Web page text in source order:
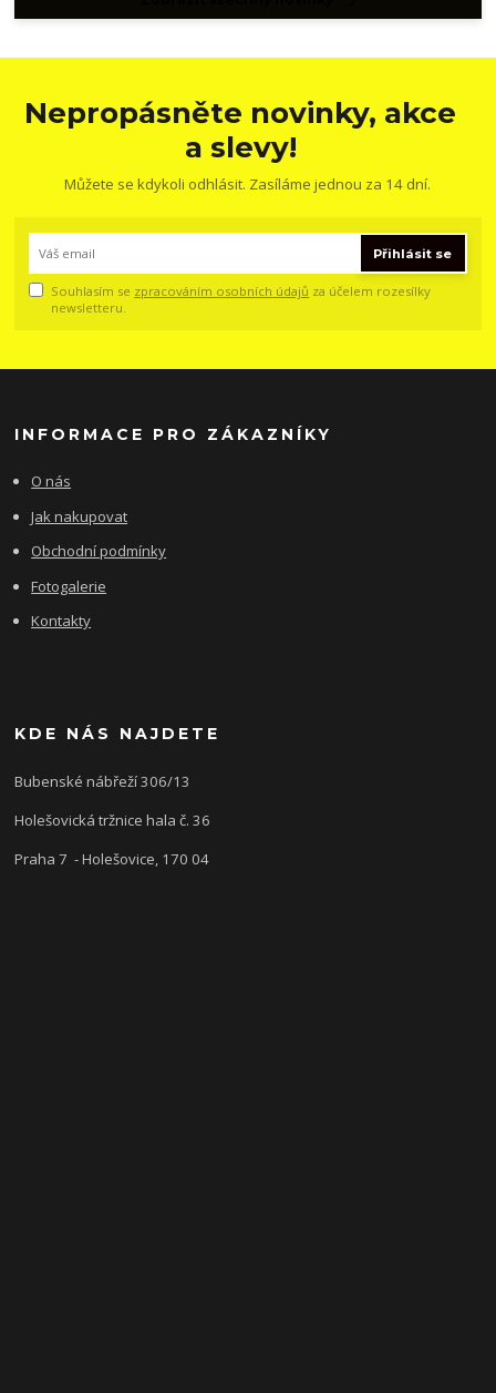
Nepropásněte novinky, akce
a slevy!
Můžete se kdykoli odhlásit. Zasíláme jednou za 14 dní.
Přihlásit se
Souhlasím se zpracováním osobních údajů za účelem rozesílky
newsletteru.
INFORMACE PRO ZÁKAZNÍKY
O nás
Jak nakupovat
Obchodní podmínky
Fotogalerie
Kontakty
KDE NÁS NAJDETE
Bubenské nábřeží 306/13
Holešovická tržnice hala č. 36
Praha 7 - Holešovice, 170 04